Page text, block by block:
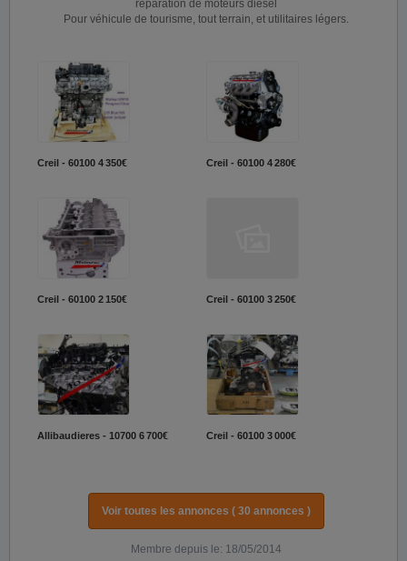
réparation de moteurs diesel
Pour véhicule de tourisme, tout terrain, et utilitaires légers.
Creil - 60100 4 350€ Creil - 60100 4 280€
Creil - 60100 2 150€ Creil - 60100 3 250€
Allibaudieres - 10700 6 700€ Creil - 60100 3 000€
Voir toutes les annonces ( 30 annonces )
Membre depuis le: 18/05/2014